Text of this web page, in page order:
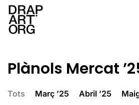
Skip to main content
Plànols Mercat
Tots Març ’25 Abril ’25